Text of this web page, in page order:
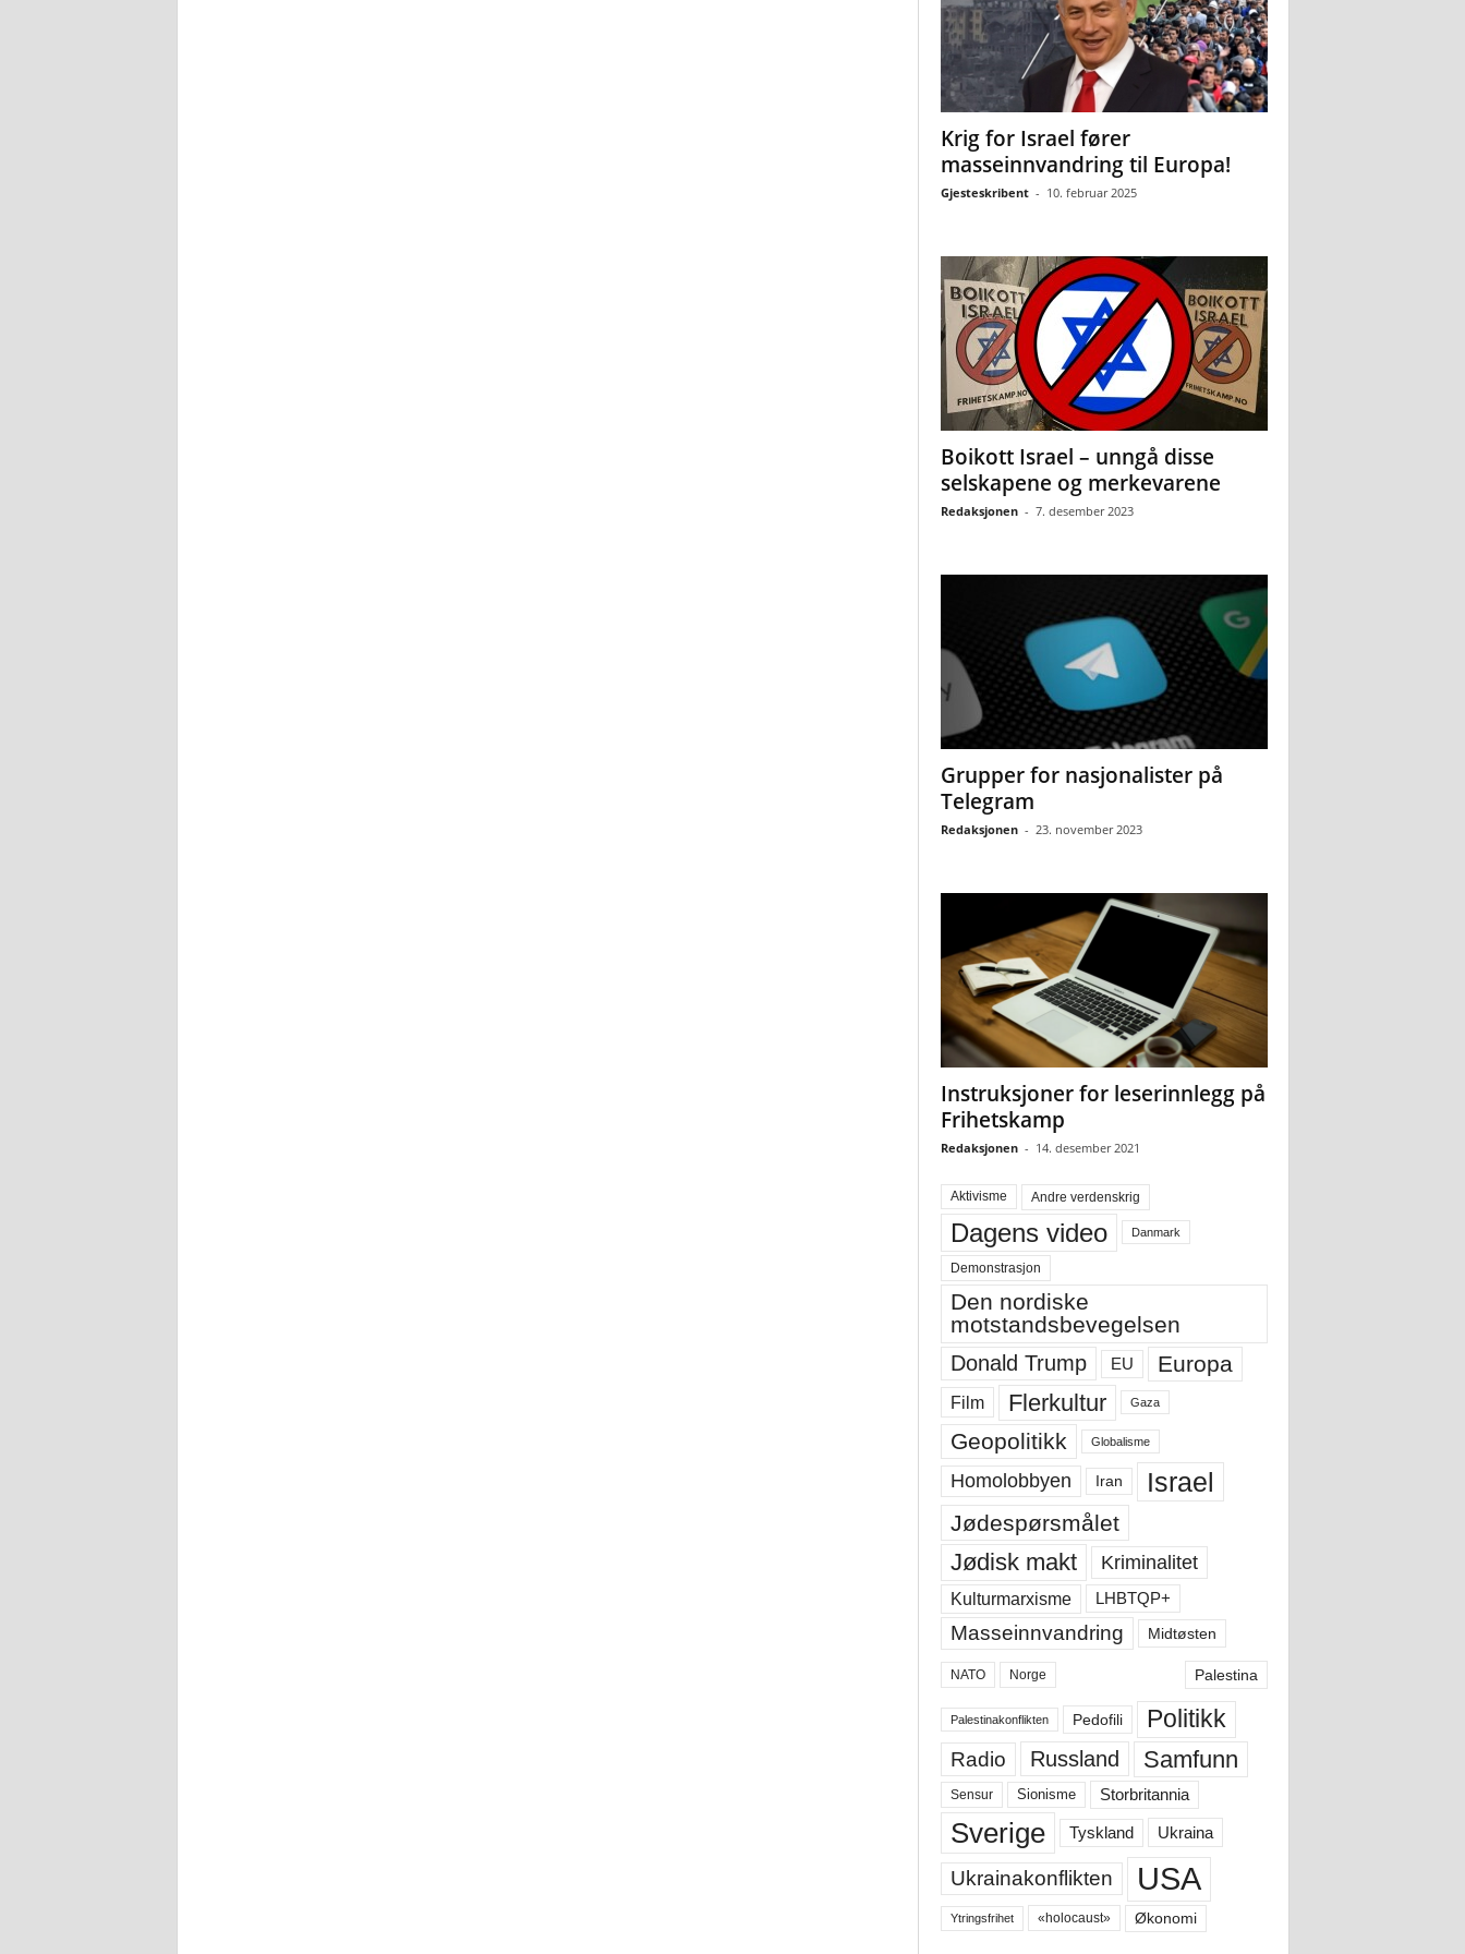
Krig for Israel fører
masseinnvandring til Europa!
Gjesteskribent - 10. februar 2025
Boikott Israel – unngå disse
selskapene og merkevarene
Redaksjonen - 7. desember 2023
Grupper for nasjonalister på
Telegram
Redaksjonen - 23. november 2023
Instruksjoner for leserinnlegg på
Frihetskamp
Redaksjonen - 14. desember 2021
Aktivisme Andre verdenskrig
Dagens video Danmark
Demonstrasjon
Den nordiske
motstandsbevegelsen
Donald Trump EU Europa
Film Flerkultur Gaza
Geopolitikk Globalisme
Homolobbyen Iran Israel
Jødespørsmålet
Jødisk makt Kriminalitet
Kulturmarxisme LHBTQP+
Masseinnvandring Midtøsten
NATO Norge Palestina
Palestinakonflikten Pedofili Politikk
Radio Russland Samfunn
Sensur Sionisme Storbritannia
Sverige Tyskland Ukraina
Ukrainakonflikten USA
Ytringsfrihet «holocaust» Økonomi